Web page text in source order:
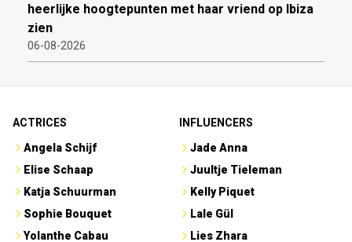
heerlijke hoogtepunten met haar vriend op Ibiza
zien
06-08-2026
ACTRICES
Angela Schijf
Elise Schaap
Katja Schuurman
Sophie Bouquet
Yolanthe Cabau
INFLUENCERS
Jade Anna
Juultje Tieleman
Kelly Piquet
Lale Gül
Lies Zhara